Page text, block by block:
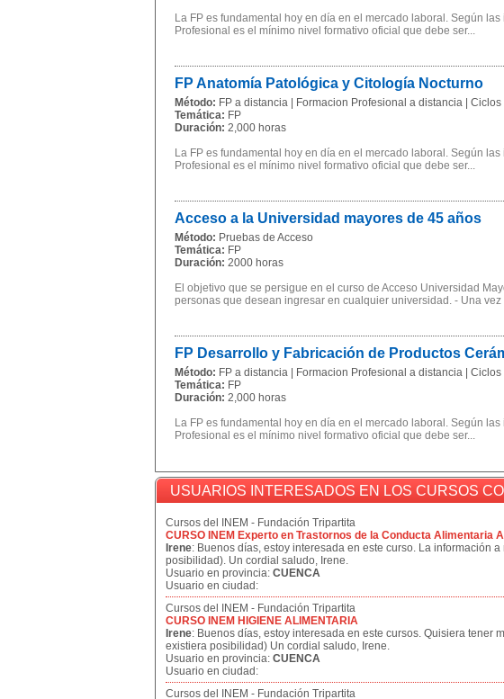
La FP es fundamental hoy en día en el mercado laboral. Según
Profesional es el mínimo nivel formativo oficial que debe ser...
FP Anatomía Patológica y Citología Nocturno
Método: FP a distancia | Formacion Profesional a distancia |
Temática: FP
Duración: 2,000 horas
La FP es fundamental hoy en día en el mercado laboral. Según
Profesional es el mínimo nivel formativo oficial que debe ser...
Acceso a la Universidad mayores de 45 años
Método: Pruebas de Acceso
Temática: FP
Duración: 2000 horas
El objetivo que se persigue en el curso de Acceso Universidad
personas que desean ingresar en cualquier universidad. - Una
FP Desarrollo y Fabricación de Productos
Método: FP a distancia | Formacion Profesional a distancia |
Temática: FP
Duración: 2,000 horas
La FP es fundamental hoy en día en el mercado laboral. Según
Profesional es el mínimo nivel formativo oficial que debe ser...
USUARIOS INTERESADOS EN LOS CURSOS
Cursos del INEM - Fundación Tripartita
CURSO INEM Experto en Trastornos de la Conducta Alimentaria
Irene: Buenos días, estoy interesada en este curso. La información
posibilidad). Un cordial saludo, Irene.
Usuario en provincia: CUENCA
Usuario en ciudad:
Cursos del INEM - Fundación Tripartita
CURSO INEM HIGIENE ALIMENTARIA
Irene: Buenos días, estoy interesada en este cursos. Quisiera tener
existiera posibilidad) Un cordial saludo, Irene.
Usuario en provincia: CUENCA
Usuario en ciudad:
Cursos del INEM - Fundación Tripartita